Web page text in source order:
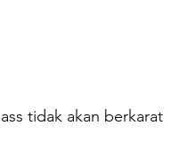
tidak akan berkarat